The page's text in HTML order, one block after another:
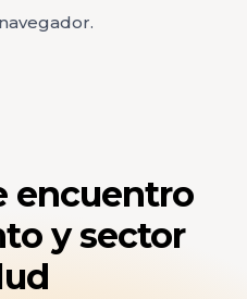
encuentro
y sector